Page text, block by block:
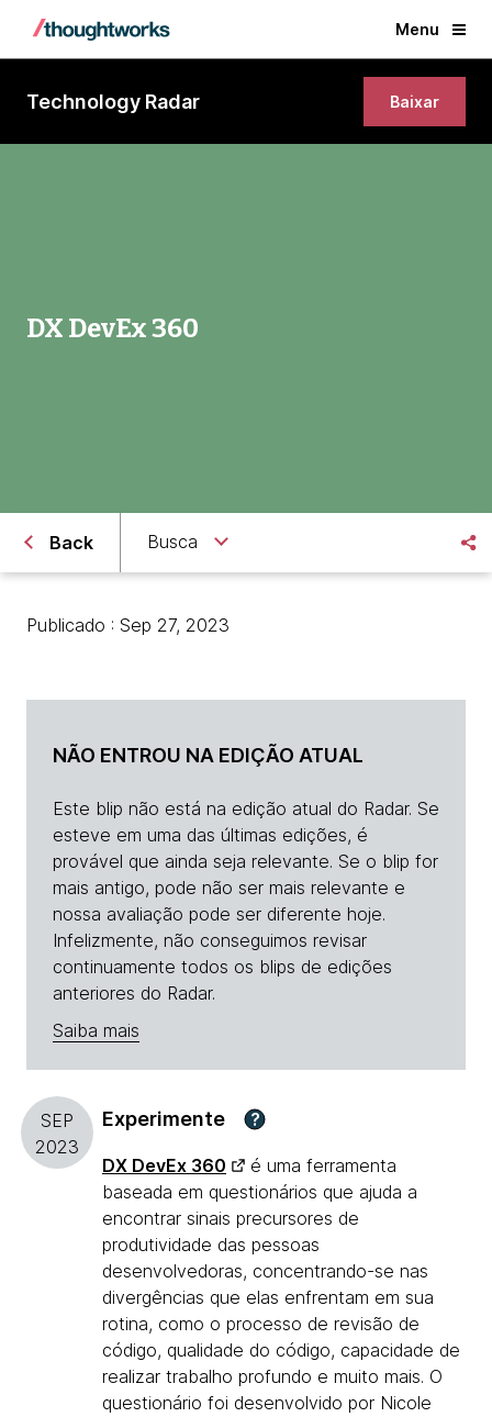
Menu
Technology Radar Baixar
DX DevEx 360
Back Busca
Publicado : Sep 27, 2023
NÃO ENTROU NA EDIÇÃO ATUAL
Este blip não está na edição atual do Radar. Se
esteve em uma das últimas edições, é
provável que ainda seja relevante. Se o blip for
mais antigo, pode não ser mais relevante e
nossa avaliação pode ser diferente hoje.
Infelizmente, não conseguimos revisar
continuamente todos os blips de edições
anteriores do Radar.
Saiba mais
SEP
2023
Experimente ?
DX DevEx 360
é uma ferramenta
baseada em questionários que ajuda a
encontrar sinais precursores de
produtividade das pessoas
desenvolvedoras, concentrando-se nas
divergências que elas enfrentam em sua
rotina, como o processo de revisão de
código, qualidade do código, capacidade de
realizar trabalho profundo e muito mais. O
questionário foi desenvolvido por Nicole